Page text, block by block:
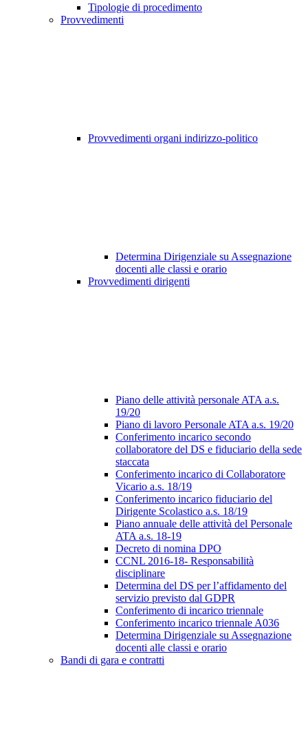
Tipologie di procedimento
Provvedimenti
Provvedimenti organi indirizzo-politico
Determina Dirigenziale su Assegnazione
docenti alle classi e orario
Provvedimenti dirigenti
Piano delle attività personale ATA a.s.
19/20
Piano di lavoro Personale ATA a.s. 19/20
Conferimento incarico secondo
collaboratore del DS e fiduciario della sede
staccata
Conferimento incarico di Collaboratore
Vicario a.s. 18/19
Conferimento incarico fiduciario del
Dirigente Scolastico a.s. 18/19
Piano annuale delle attività del Personale
ATA a.s. 18-19
Decreto di nomina DPO
CCNL 2016-18- Responsabilità
disciplinare
Determina del DS per l’affidamento del
servizio previsto dal GDPR
Conferimento di incarico triennale
Conferimento incarico triennale A036
Determina Dirigenziale su Assegnazione
docenti alle classi e orario
Bandi di gara e contratti